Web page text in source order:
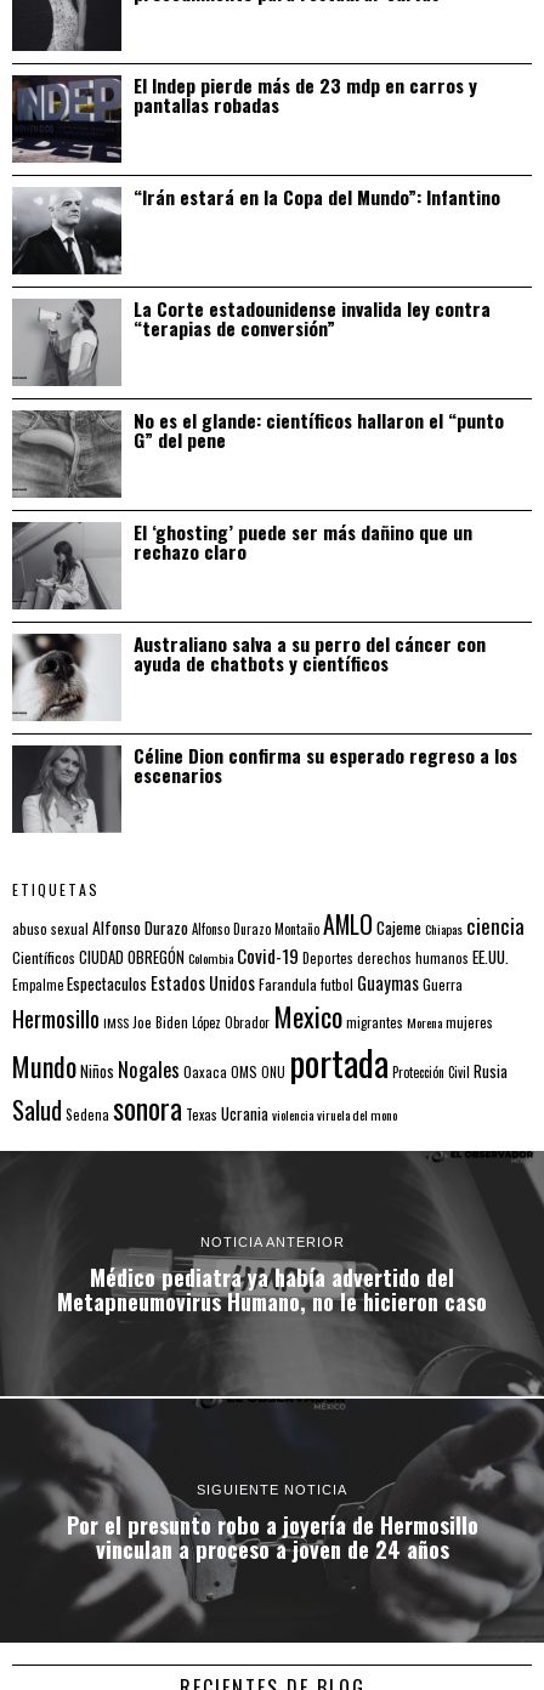
El Indep pierde más de 23 mdp en carros y
pantallas robadas
“Irán estará en la Copa del Mundo”: Infantino
La Corte estadounidense invalida ley contra
“terapias de conversión”
No es el glande: científicos hallaron el “punto
G” del pene
El ‘ghosting’ puede ser más dañino que un
rechazo claro
Australiano salva a su perro del cáncer con
ayuda de chatbots y científicos
Céline Dion confirma su esperado regreso a los
escenarios
ETIQUETAS
abuso sexual Alfonso DurazoAlfonso Durazo MontañoAMLO CajemeChiapas ciencia
Científicos CIUDAD OBREGÓNColombia Covid-19 Deportes derechos humanos EE.UU.
EmpalmeEspectaculos Estados UnidosFarandulafutbol GuaymasGuerra
Hermosillo IMSS Joe Biden López Obrador Mexicomigrantes Morenamujeres
MundoNiños Nogales Oaxaca OMS ONU portada Protección Civil Rusia
Salud Sedena sonora Texas Ucraniaviolenciaviruela del mono
NOTICIA ANTERIOR
Médico pediatra ya había advertido del
Metapneumovirus Humano, no le hicieron caso
SIGUIENTE NOTICIA
Por el presunto robo a joyería de Hermosillo
vinculan a proceso a joven de 24 años